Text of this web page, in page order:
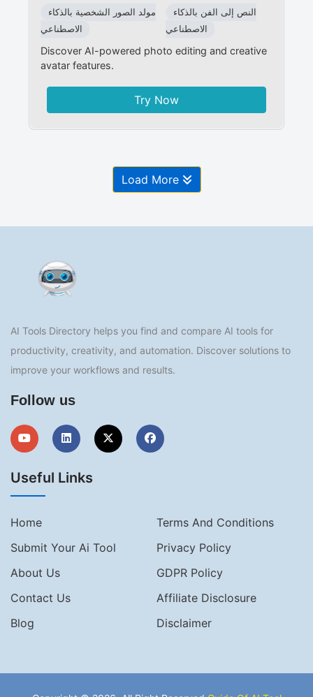
مولد الصور الشخصية بالذكاء
الاصطناعي
النص إلى الفن بالذكاء
الاصطناعي
Discover AI-powered photo editing and creative
avatar features.
Try Now
Load More
AI Tools Directory helps you find and compare AI tools for
productivity, creativity, and automation. Discover solutions to
improve your workflows and results.
Follow us
Useful Links
Home
Terms And Conditions
Submit Your Ai Tool
Privacy Policy
About Us
GDPR Policy
Contact Us
Affiliate Disclosure
Blog
Disclaimer